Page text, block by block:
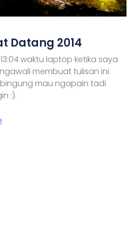
Datang 2014
waktu laptop ketika saya
membuat tulisan ini.
mau ngapain tadi
:).